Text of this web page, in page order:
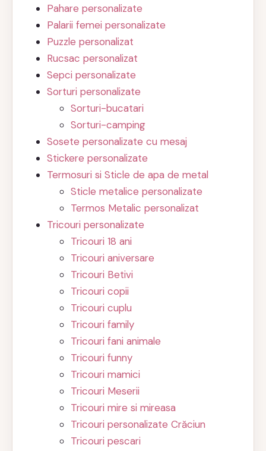
Pahare personalizate
Palarii femei personalizate
Puzzle personalizat
Rucsac personalizat
Sepci personalizate
Sorturi personalizate
Sorturi-bucatari
Sorturi-camping
Sosete personalizate cu mesaj
Stickere personalizate
Termosuri si Sticle de apa de metal
Sticle metalice personalizate
Termos Metalic personalizat
Tricouri personalizate
Tricouri 18 ani
Tricouri aniversare
Tricouri Betivi
Tricouri copii
Tricouri cuplu
Tricouri family
Tricouri fani animale
Tricouri funny
Tricouri mamici
Tricouri Meserii
Tricouri mire si mireasa
Tricouri personalizate Crăciun
Tricouri pescari